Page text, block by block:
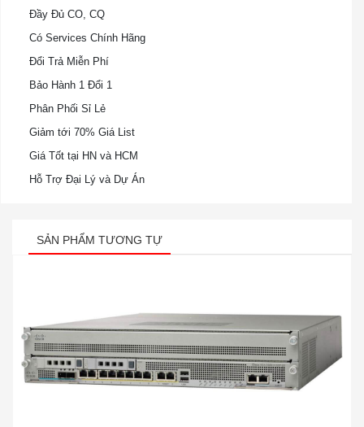
Đầy Đủ CO, CQ
Có Services Chính Hãng
Đổi Trả Miễn Phí
Bảo Hành 1 Đổi 1
Phân Phối Sỉ Lẻ
Giảm tới 70% Giá List
Giá Tốt tại HN và HCM
Hỗ Trợ Đại Lý và Dự Án
SẢN PHẨM TƯƠNG TỰ